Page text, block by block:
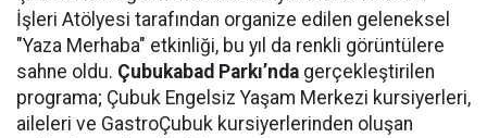
İşleri Atölyesi tarafından organize edilen geleneksel
"Yaza Merhaba" etkinliği, bu yıl da renkli görüntülere
sahne oldu. Çubukabad Parkı’nda gerçekleştirilen
programa; Çubuk Engelsiz Yaşam Merkezi kursiyerleri,
aileleri ve GastroÇubuk kursiyerlerinden oluşan